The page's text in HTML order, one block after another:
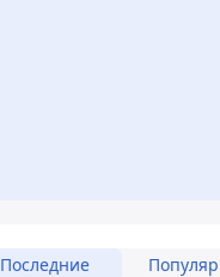
Последние